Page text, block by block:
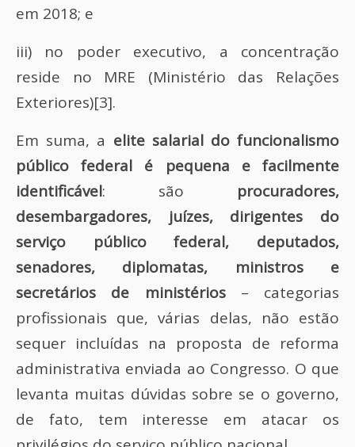
em 2018; e
iii) no poder executivo, a concentração
reside no MRE (Ministério das Relações
Exteriores)[3].
Em suma, a elite salarial do funcionalismo
público federal é pequena e facilmente
identificável: são procuradores,
desembargadores, juízes, dirigentes do
serviço público federal, deputados,
senadores, diplomatas, ministros e
secretários de ministérios– categorias
profissionais que, várias delas, não estão
sequer incluídas na proposta de reforma
administrativa enviada ao Congresso. O que
levanta muitas dúvidas sobre se o governo,
de fato, tem interesse em atacar os